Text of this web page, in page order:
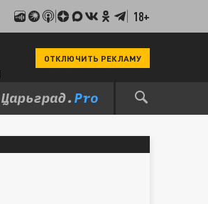
18+
ОТКЛЮЧИТЬ РЕКЛАМУ